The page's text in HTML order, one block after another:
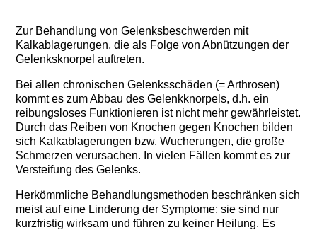
Zur Behandlung von Gelenksbeschwerden mit
Kalkablagerungen, die als Folge von Abnützungen der
Gelenksknorpel auftreten.
Bei allen chronischen Gelenksschäden (= Arthrosen)
kommt es zum Abbau des Gelenkknorpels, d.h. ein
reibungsloses Funktionieren ist nicht mehr gewährleistet.
Durch das Reiben von Knochen gegen Knochen bilden
sich Kalkablagerungen bzw. Wucherungen, die große
Schmerzen verursachen. In vielen Fällen kommt es zur
Versteifung des Gelenks.
Herkömmliche Behandlungsmethoden beschränken sich
meist auf eine Linderung der Symptome; sie sind nur
kurzfristig wirksam und führen zu keiner Heilung. Es